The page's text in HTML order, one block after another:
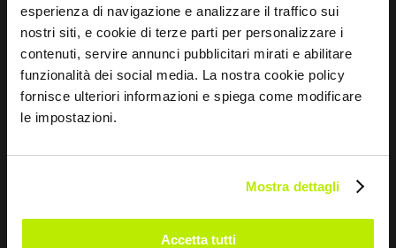
esperienza di navigazione e analizzare il traffico sui
nostri siti, e cookie di terze parti per personalizzare i
contenuti, servire annunci pubblicitari mirati e abilitare
funzionalità dei social media. La nostra cookie policy
fornisce ulteriori informazioni e spiega come modificare
le impostazioni.
Mostra dettagli
Accetta tutti
DESCOBRIR
CALÇAS FLASH